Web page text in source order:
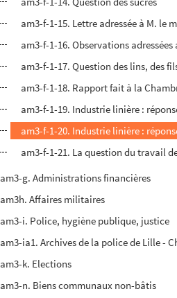
am3-f-1-15. Lettre adressée à M. le
am3-f-1-16. Observations
am3-f-1-17. Question des lins, des
am3-f-1-18. Rapport fait à la
am3-f-1-19. Industrie linière :
am3-f-1-20. Industrie linière :
am3-f-1-21. La question du travail
am3-g. Administrations financières
am3h. Affaires militaires
am3-i. Police, hygiène publique, justice
am3-ia1. Archives de la police de Lille -
am3-k. Elections
am3-n. Biens communaux non-bâtis